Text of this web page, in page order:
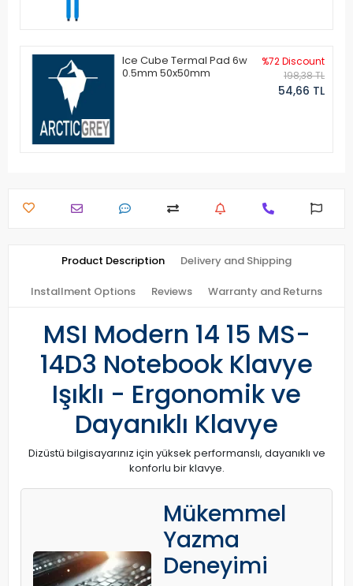
Ice Cube Termal Pad 6w
0.5mm 50x50mm
%72 Discount
198,38 TL
54,66 TL
Product Description Delivery and Shipping
Installment Options Reviews Warranty and Returns
MSI Modern 14 15 MS-
14D3 Notebook Klavye
Işıklı - Ergonomik ve
Dayanıklı Klavye
Dizüstü bilgisayarınız için yüksek performanslı, dayanıklı ve
konforlu bir klavye.
Mükemmel
Yazma
Deneyimi